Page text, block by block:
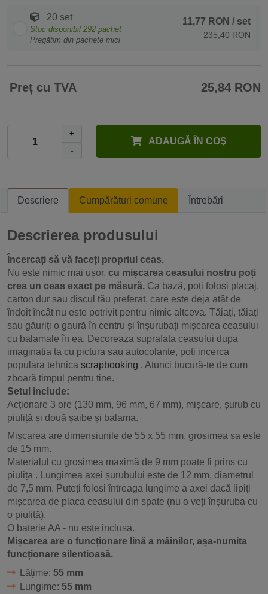
20 set
Stoc disponibil 292 pachet
Pregătim din pachete mici
11,77 RON / set
235,40 RON
Preț cu TVA 25,84 RON
+
-
ADAUGĂ ÎN COŞ
Descriere Cumpărături comune Întrebări
Descrierea produsului
Încercați să vă faceți propriul ceas.
Nu este nimic mai ușor, cu mișcarea ceasului nostru poți
crea un ceas exact pe măsură. Ca bază, poți folosi placaj,
carton dur sau discul tău preferat, care este deja atât de
îndoit încât nu este potrivit pentru nimic altceva. Tăiați, tăiați
sau găuriți o gaură în centru și înșurubați mișcarea ceasului
cu balamale în ea. Decoreaza suprafata ceasului dupa
imaginatia ta cu pictura sau autocolante, poti incerca
populara tehnica scrapbooking . Atunci bucură-te de cum
zboară timpul pentru tine.
Setul include:
Acționare 3 ore (130 mm, 96 mm, 67 mm), mișcare, șurub cu
piuliță și două șaibe și balama.
Mișcarea are dimensiunile de 55 x 55 mm, grosimea sa este
de 15 mm.
Materialul cu grosimea maximă de 9 mm poate fi prins cu
piulița . Lungimea axei șurubului este de 12 mm, diametrul
de 7,5 mm. Puteți folosi întreaga lungime a axei dacă lipiți
mișcarea de placa ceasului din spate (nu o veți înșuruba cu
o piuliță).
O baterie AA - nu este inclusa.
Mișcarea are o funcționare lină a mâinilor, așa-numita
funcționare silentioasă.
Lăţime: 55 mm
Lungime: 55 mm